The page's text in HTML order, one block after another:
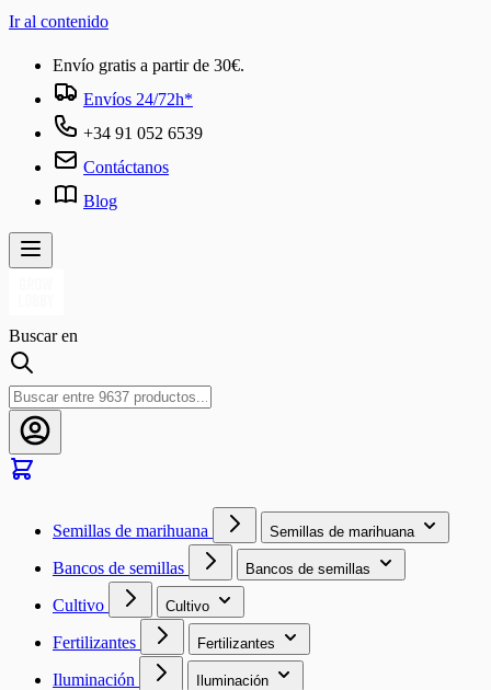
Ir al contenido
Envío gratis a partir de 30€.
Envíos 24/72h*
+34 91 052 6539
Contáctanos
Blog
Buscar en
Semillas de marihuana Semillas de marihuana
Bancos de semillas Bancos de semillas
Cultivo Cultivo
Fertilizantes Fertilizantes
Iluminación Iluminación